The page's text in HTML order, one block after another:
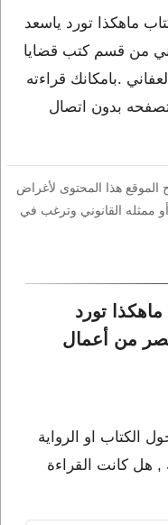
ماهكذا تورد ياسعد
من قسم كتب قضايا
.بامكانك قراءته
بدون اتصال
الموقع هذا المحتوى لأغراض
ممثله القانوني وترغب في
تورد
مصر من أعمال
الكتاب او الرواية
هل كانت القراءة